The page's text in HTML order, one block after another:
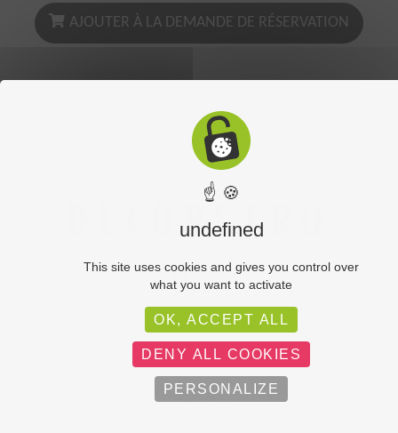
AJOUTER À LA DEMANDE DE RÉSERVATION
POLITIQUE DE
CONFIDENTIALITÉ
PLAN DU
SITE
MENTIONS
LÉGALES
C-toucom web
☝ 🍪
undefined
This site uses cookies and gives you control over
what you want to activate
OK, ACCEPT ALL
DENY ALL COOKIES
PERSONALIZE